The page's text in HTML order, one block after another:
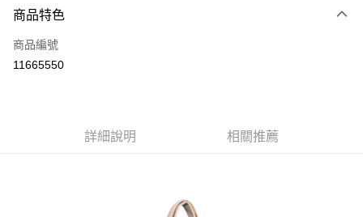
信用卡一次付款
運送方式
商品特色
商品編號
11665550
詳細說明 相關推薦